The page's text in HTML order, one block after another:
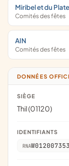
Miribel et du
Comités des fêtes
AIN
Comités des fêtes
DONNÉES
SIÈGE
Thil (01120)
IDENTIFIANTS
RNAW012007353